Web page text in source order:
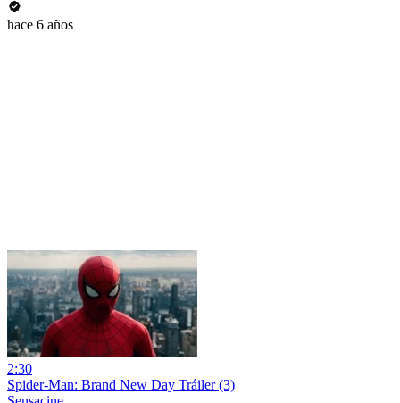
hace 6 años
2:30
Spider-Man: Brand New Day Tráiler (3)